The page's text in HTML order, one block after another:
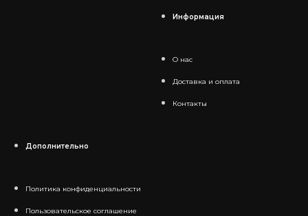
Информация
О нас
Доставка и оплата
Контакты
Дополнительно
Политика конфиденциальности
Пользовательское соглашение